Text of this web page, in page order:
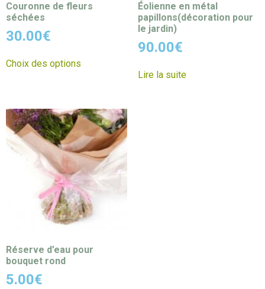
Couronne de fleurs
séchées
30.00€
Choix des options
Éolienne en métal
papillons(décoration pour
le jardin)
90.00€
Lire la suite
Réserve d’eau pour
bouquet rond
5.00€